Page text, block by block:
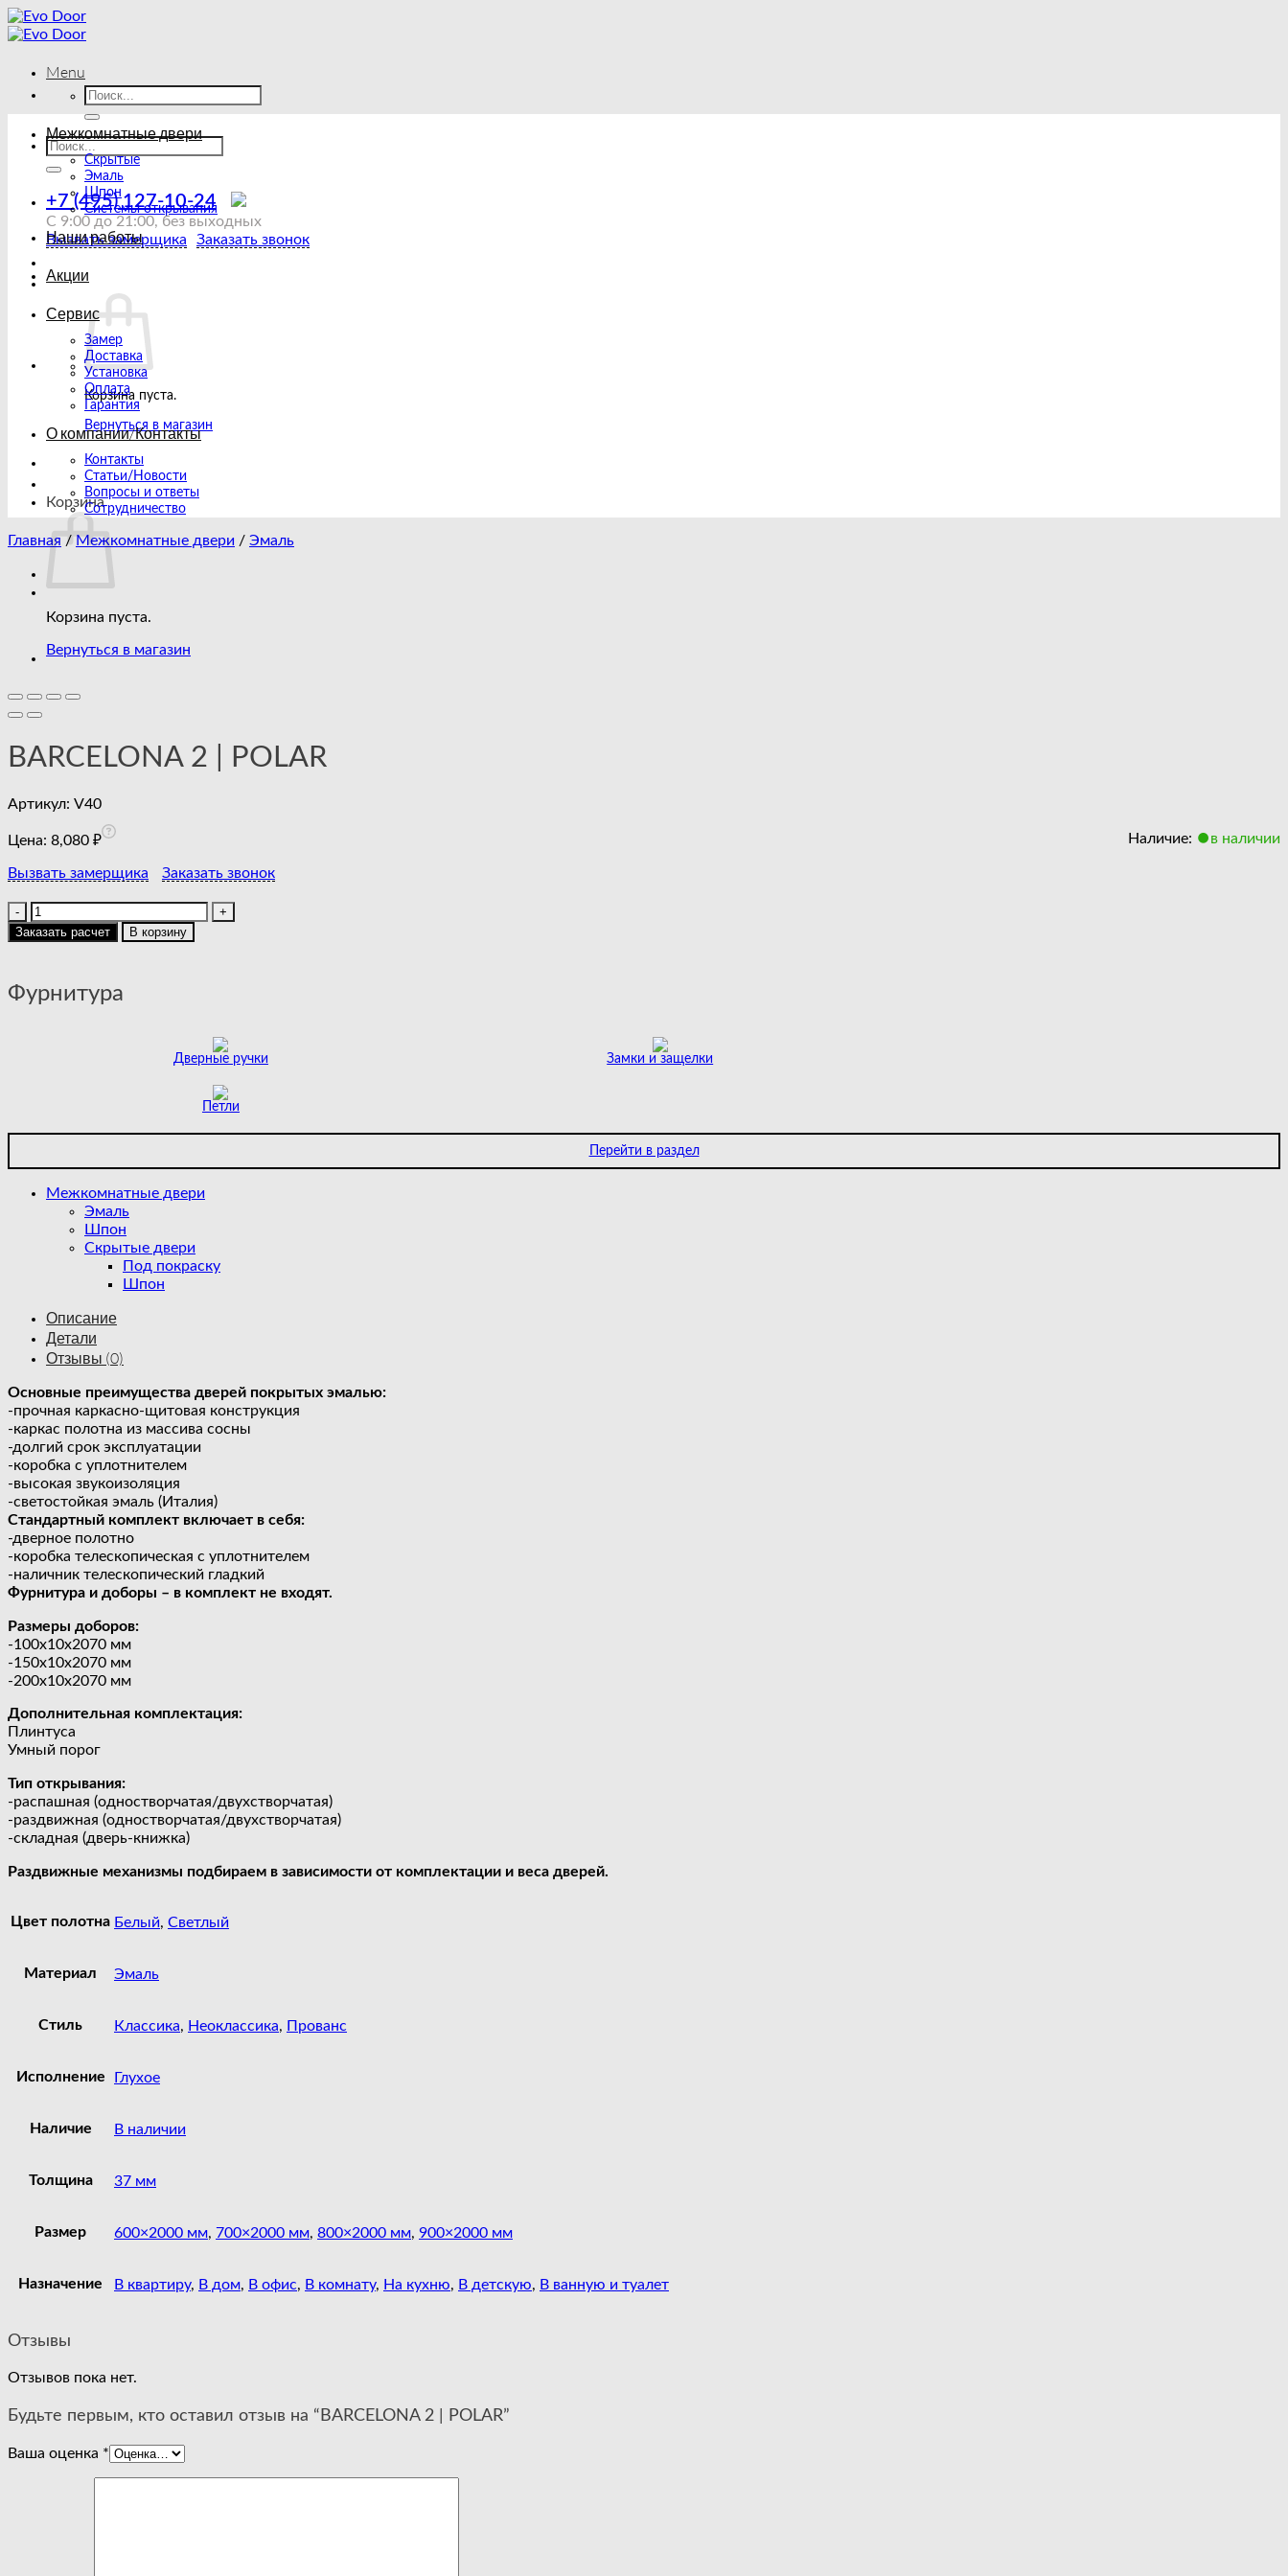
Skip
to
Menu
Искать:
Искать:
+7 (495) 127-10-24
С 9:00 до 21:00, без выходных
Вызвать замерщика
Заказать звонок
Корзина пуста.
Вернуться в магазин
Корзина
Корзина пуста.
Вернуться в магазин
Межкомнатные двери
Скрытые
Эмаль
Шпон
Системы открывания
Наши работы
Акции
Сервис
Замер
Доставка
Установка
Оплата
Гарантия
О компании/Контакты
Контакты
Статьи/Новости
Вопросы и ответы
Сотрудничество
Главная / Межкомнатные двери / Эмаль
BARCELONA 2 | POLAR
Артикул: V40
Цена: 8,080 ₽ Наличие: в наличии
Вызвать замерщика Заказать звонок
Количество
товара
BARCELONA
POLAR
Заказать расчет В корзину
Фурнитура
Дверные ручки Замки и защелки
Петли
Перейти в раздел
Межкомнатные двери
Эмаль
Шпон
Скрытые двери
Под покраску
Шпон
Описание
Детали
Отзывы (0)
Основные преимущества дверей покрытых эмалью:
-прочная каркасно-щитовая конструкция
-каркас полотна из массива сосны
-долгий срок эксплуатации
-коробка с уплотнителем
-высокая звукоизоляция
-светостойкая эмаль (Италия)
Стандартный комплект включает в себя:
-дверное полотно
-коробка телескопическая с уплотнителем
-наличник телескопический гладкий
Фурнитура и доборы – в комплект не входят.
Размеры доборов:
-100х10х2070 мм
-150х10х2070 мм
-200х10х2070 мм
Дополнительная комплектация:
Плинтуса
Умный порог
Тип открывания:
-распашная (одностворчатая/двухстворчатая)
-раздвижная (одностворчатая/двухстворчатая)
-складная (дверь-книжка)
Раздвижные механизмы подбираем в зависимости от комплектации и веса дверей.
Цвет полотна Белый, Светлый
Материал Эмаль
Стиль Классика, Неоклассика, Прованс
Исполнение Глухое
Наличие В наличии
Толщина 37 мм
Размер 600×2000 мм, 700×2000 мм, 800×2000 мм, 900×2000 мм
Назначение В квартиру, В дом, В офис, В комнату, На кухню, В детскую, В ванную и туалет
Отзывы
Отзывов пока нет.
Будьте первым, кто оставил отзыв на “BARCELONA 2 | POLAR”
Ваша оценка *